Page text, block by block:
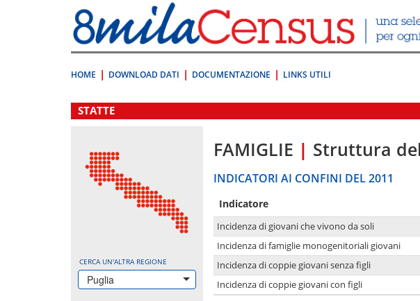
direttamente
a:
Contenuto
HOME DOWNLOAD DATI DOCUMENTAZIONE LINKS UTILI
.
STATTE
CERCA UN'ALTRA REGIONE
Puglia
FAMIGLIE | Struttura
INDICATORI AI CONFINI DEL 2011
Indicatore
Incidenza di giovani che vivono da soli
Incidenza di famiglie monogenitoriali giovani
Incidenza di coppie giovani senza figli
Incidenza di coppie giovani con figli